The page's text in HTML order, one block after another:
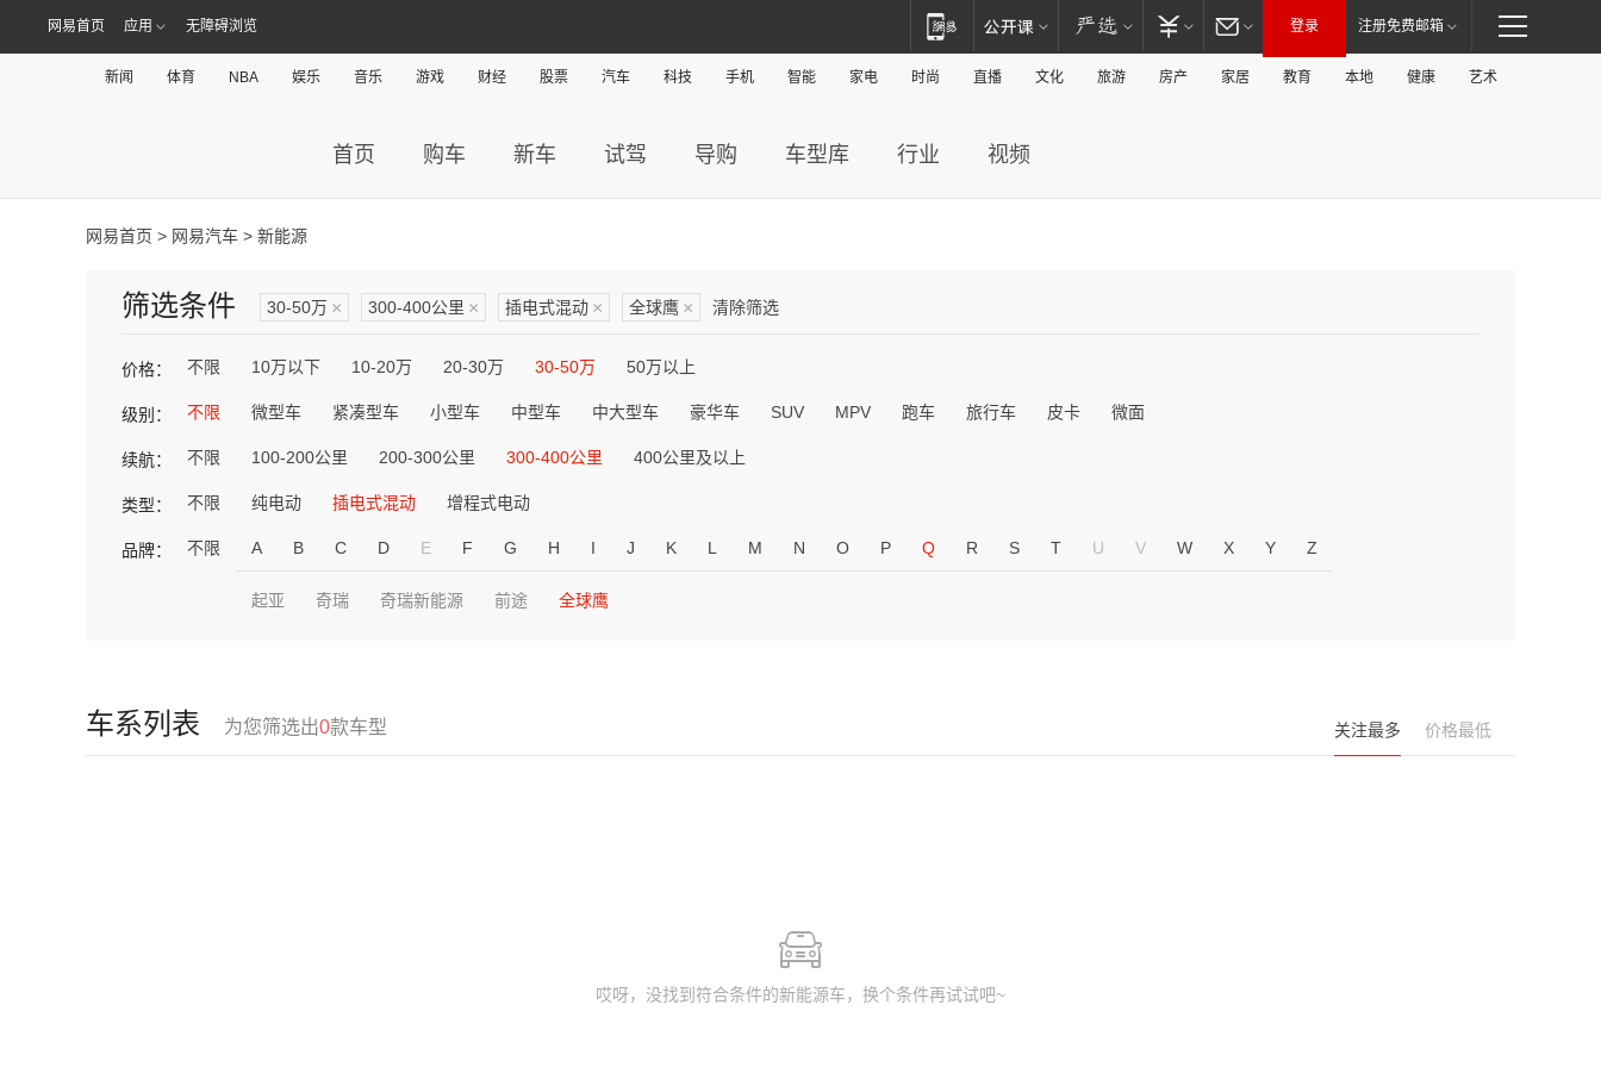
网易首页 应用 无障碍浏览 登录 注册免费邮箱
新闻 体育 NBA 娱乐 音乐 游戏 财经 股票 汽车 科技 手机 智能 家电 时尚 直播 文化 旅游 房产 家居 教育 本地 健康 艺术
首页 购车 新车 试驾 导购 车型库 行业 视频
网易首页 > 网易汽车 > 新能源
筛选条件 30-50万 × 300-400公里 × 插电式混动 × 全球鹰 × 清除筛选
价格： 不限 10万以下 10-20万 20-30万 30-50万 50万以上
级别： 不限 微型车 紧凑型车 小型车 中型车 中大型车 豪华车 SUV MPV 跑车 旅行车 皮卡 微面
续航： 不限 100-200公里 200-300公里 300-400公里 400公里及以上
类型： 不限 纯电动 插电式混动 增程式电动
品牌： 不限 A B C D E F G H I J K L M N O P Q R S T U V W X Y Z
起亚 奇瑞 奇瑞新能源 前途 全球鹰
车系列表 为您筛选出0款车型 关注最多 价格最低
哎呀，没找到符合条件的新能源车，换个条件再试试吧~